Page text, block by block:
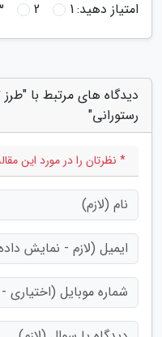
امتیاز دهید:1
2
دیدگاه های مرتبط با
رستورانی"
* نظرتان را در مورد این